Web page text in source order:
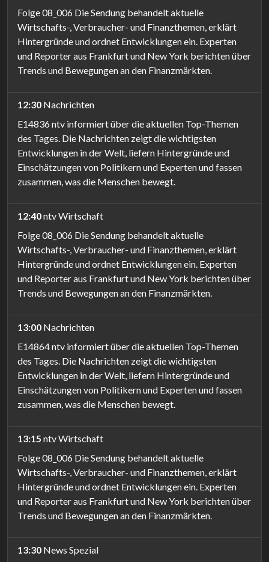
Folge 08_006 Die Sendung behandelt aktuelle
Wirtschafts-, Verbraucher- und Finanzthemen, erklärt
Hintergründe und ordnet Entwicklungen ein. Experten
und Reporter aus Frankfurt und New York berichten über
Trends und Bewegungen an den Finanzmärkten.
12:30 Nachrichten
E14836 ntv informiert über die aktuellen Top-Themen
des Tages. Die Nachrichten zeigt die wichtigsten
Entwicklungen in der Welt, liefern Hintergründe und
Einschätzungen von Politikern und Experten und fassen
zusammen, was die Menschen bewegt.
12:40ntv Wirtschaft
Folge 08_006 Die Sendung behandelt aktuelle
Wirtschafts-, Verbraucher- und Finanzthemen, erklärt
Hintergründe und ordnet Entwicklungen ein. Experten
und Reporter aus Frankfurt und New York berichten über
Trends und Bewegungen an den Finanzmärkten.
13:00 Nachrichten
E14864 ntv informiert über die aktuellen Top-Themen
des Tages. Die Nachrichten zeigt die wichtigsten
Entwicklungen in der Welt, liefern Hintergründe und
Einschätzungen von Politikern und Experten und fassen
zusammen, was die Menschen bewegt.
13:15 ntv Wirtschaft
Folge 08_006 Die Sendung behandelt aktuelle
Wirtschafts-, Verbraucher- und Finanzthemen, erklärt
Hintergründe und ordnet Entwicklungen ein. Experten
und Reporter aus Frankfurt und New York berichten über
Trends und Bewegungen an den Finanzmärkten.
13:30 News Spezial